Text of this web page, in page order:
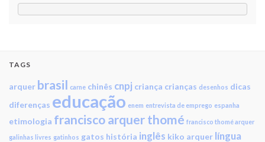
TAGS
arquer brasil carne chinês cnpj criança crianças desenhos dicas
diferenças educação enem entrevista de emprego espanha
etimologia francisco arquer thomé francisco thomé arquer
galinhas livres gatinhos gatos história inglês kiko arquer língua